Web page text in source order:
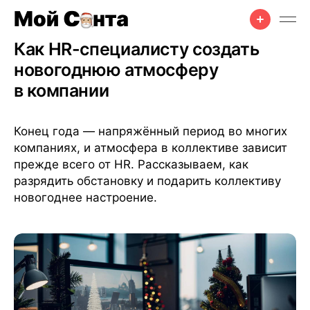
Офис • Празднование • Советы 6 мин чтения
Как HR-специалисту создать
новогоднюю атмосферу
в компании
Конец года — напряжённый период во многих
компаниях, и атмосфера в коллективе зависит
прежде всего от HR. Рассказываем, как
разрядить обстановку и подарить коллективу
новогоднее настроение.